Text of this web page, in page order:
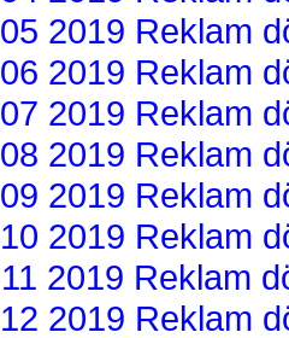
05 2019 Reklam
06 2019 Reklam
07 2019 Reklam
08 2019 Reklam
09 2019 Reklam
10 2019 Reklam
11 2019 Reklam
12 2019 Reklam